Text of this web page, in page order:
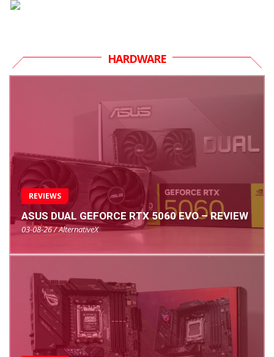
HARDWARE
REVIEWS
ASUS DUAL GEFORCE RTX 5060 EVO – REVIEW
03-08-26 / AlternativeX